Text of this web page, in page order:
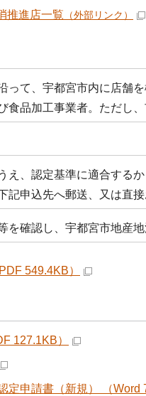
推進店一覧 （外部リンク）
って、宇都宮市内に店舗
食品加工事業者。ただし
え、認定基準に適合する
記申込先へ郵送、又は直接
を確認し、宇都宮市地産地
549.4KB）
127.1KB）
定申請書（新規） （Word